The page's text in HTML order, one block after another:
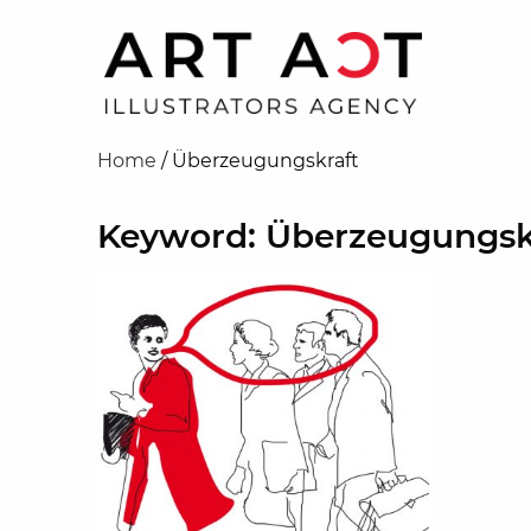
Home / Überzeugungskraft
Keyword: